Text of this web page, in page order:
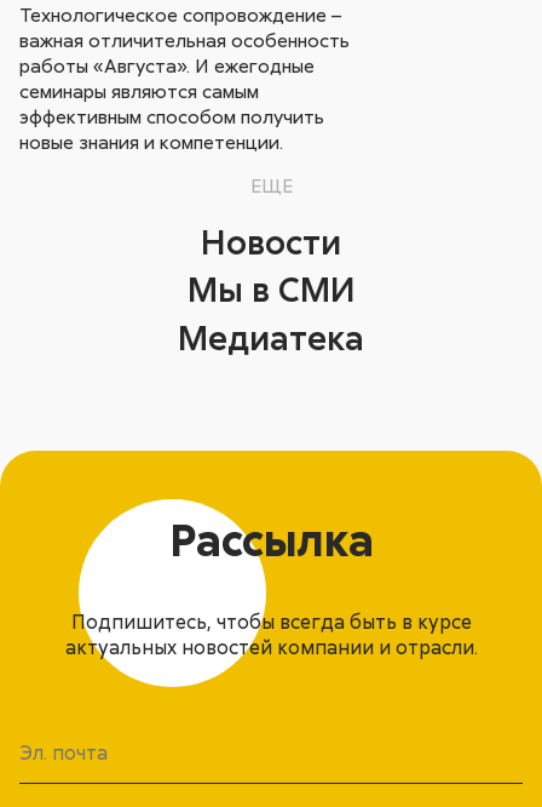
Технологическое сопровождение –
важная отличительная особенность
работы «Августа». И ежегодные
семинары являются самым
эффективным способом получить
новые знания и компетенции.
ЕЩЕ
Новости
Мы в СМИ
Медиатека
Рассылка
Подпишитесь, чтобы всегда быть в курсе
актуальных новостей компании и отрасли.